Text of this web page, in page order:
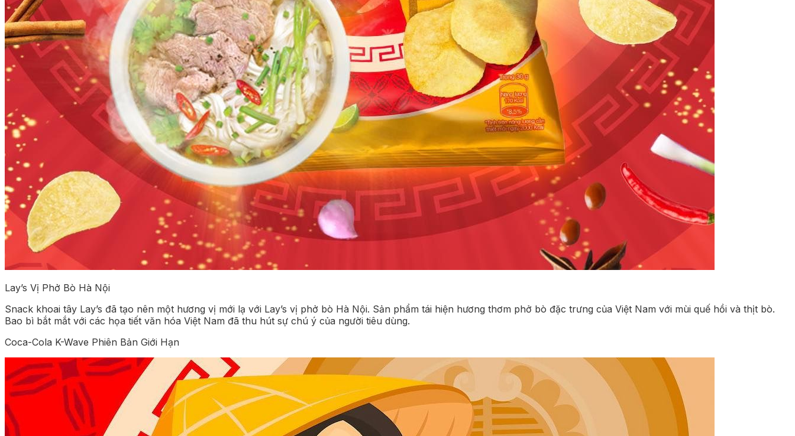
Lay’s Vị Phở Bò Hà Nội
Snack khoai tây Lay’s đã tạo nên một hương vị mới lạ với Lay’s vị phở bò Hà Nội. Sản phẩm tái hiện hương thơm phở bò đặc trưng của Việt Nam với mùi quế hồi và thịt bò.
Bao bì bắt mắt với các họa tiết văn hóa Việt Nam đã thu hút sự chú ý của người tiêu dùng.
Coca-Cola K-Wave Phiên Bản Giới Hạn